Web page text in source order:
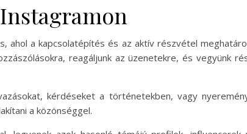
ahol a kapcsolatépítés és az aktív részvétel
reagáljunk az üzenetekre, és vegyünk
kérdéseket a történetekben, vagy
a közönséggel.